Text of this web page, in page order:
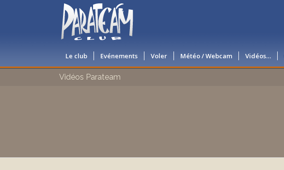
Le club Evénements Voler Météo / Webcam Vidéos…
Vidéos Parateam